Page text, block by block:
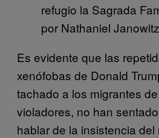
refugio la Sagrada
por Nathaniel
Es evidente que las
xenófobas de Donald
tachado a los migrantes
violadores, no han
hablar de la insistencia